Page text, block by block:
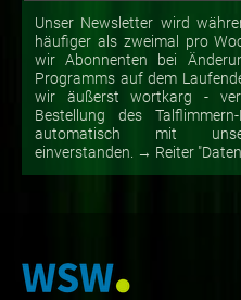
Unser Newsletter wird
häufiger als zweimal pro
wir Abonnenten bei
Programms auf dem
wir äußerst wortkarg -
Bestellung des
automatisch mit
einverstanden. → Reiter